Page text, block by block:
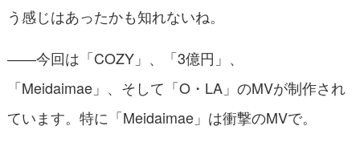
う感じはあったかも知れないね。
――今回は「COZY」、「3億円」、
「Meidaimae」、そして「O・LA」のMVが制作され
ています。特に「Meidaimae」は衝撃のMVで。